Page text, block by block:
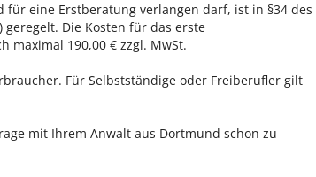
eine Erstberatung verlangen darf, ist in §34 des
geregelt. Die Kosten für das erste
maximal 190,00 € zzgl. MwSt.
Für Selbstständige oder Freiberufler gilt
mit Ihrem Anwalt aus Dortmund schon zu